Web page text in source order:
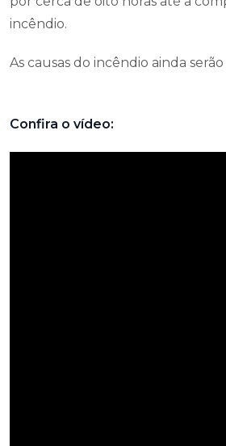
incêndio.
As causas do incêndio ainda
Confira o vídeo: